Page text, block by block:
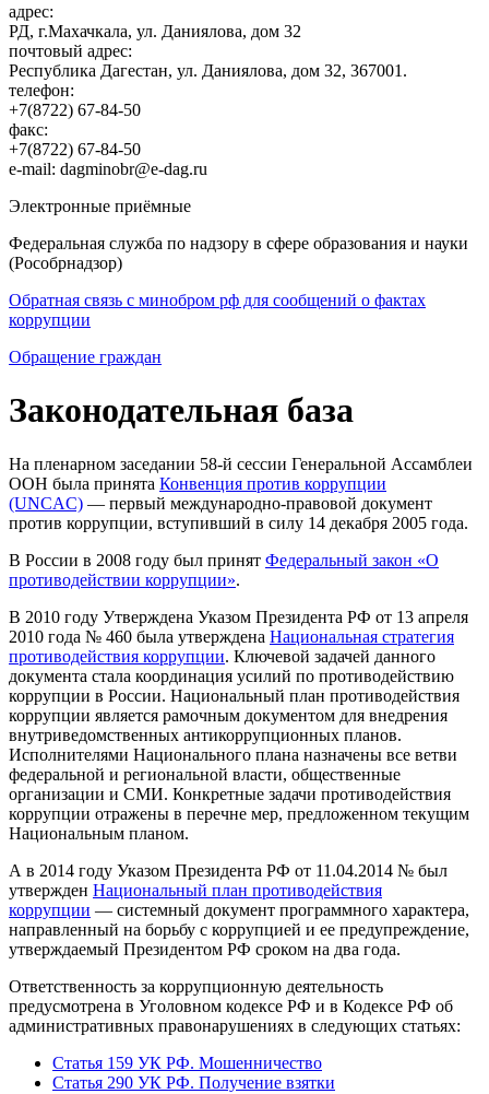
адрес:
РД, г.Махачкала, ул. Даниялова, дом 32
почтовый адрес:
Республика Дагестан, ул. Даниялова, дом 32, 367001.
телефон:
+7(8722) 67-84-50
факс:
+7(8722) 67-84-50
e-mail: dagminobr@e-dag.ru
Электронные приёмные
Федеральная служба по надзору в сфере образования и науки
(Рособрнадзор)
Обратная связь с минобром рф для сообщений о фактах
коррупции
Обращение граждан
Законодательная база
На пленарном заседании 58-й сессии Генеральной Ассамблеи
ООН была принята Конвенция против коррупции
(UNCAC) — первый международно-правовой документ
против коррупции, вступивший в силу 14 декабря 2005 года.
В России в 2008 году был принят Федеральный закон «О
противодействии коррупции».
В 2010 году Утверждена Указом Президента РФ от 13 апреля
2010 года № 460 была утверждена Национальная стратегия
противодействия коррупции. Ключевой задачей данного
документа стала координация усилий по противодействию
коррупции в России. Национальный план противодействия
коррупции является рамочным документом для внедрения
внутриведомственных антикоррупционных планов.
Исполнителями Национального плана назначены все ветви
федеральной и региональной власти, общественные
организации и СМИ. Конкретные задачи противодействия
коррупции отражены в перечне мер, предложенном текущим
Национальным планом.
А в 2014 году Указом Президента РФ от 11.04.2014 № был
утвержден Национальный план противодействия
коррупции — системный документ программного характера,
направленный на борьбу с коррупцией и ее предупреждение,
утверждаемый Президентом РФ сроком на два года.
Ответственность за коррупционную деятельность
предусмотрена в Уголовном кодексе РФ и в Кодексе РФ об
административных правонарушениях в следующих статьях:
Статья 159 УК РФ. Мошенничество
Статья 290 УК РФ. Получение взятки